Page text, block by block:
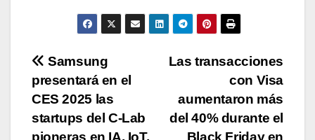
Navegación
de
entradas
Las transacciones
con Visa
aumentaron más
del 40% durante el
Black Friday en
Samsung
presentará en el
CES 2025 las
startups del C-Lab
pioneras en IA, IoT,